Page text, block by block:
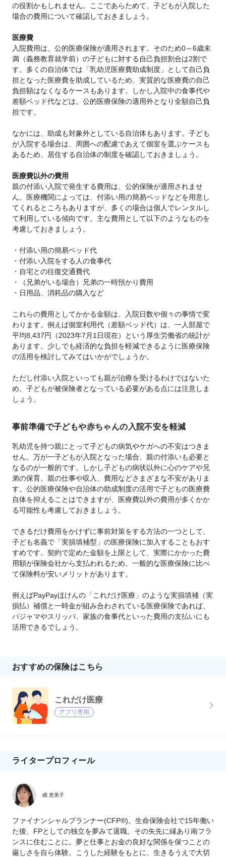
の役割かもしれません。ここであらためて、子どもが入院した
場合の費用について確認しておきましょう。
医療費
入院費用は、公的医療保険が適用されます。そのため0～6歳未
満（義務教育就学前）の子どもに対する自己負担割合は2割で
す。多くの自治体では「乳幼児医療費助成制度」として自己負
担となった医療費を助成しているため、実質的な医療費の自己
負担額はなくなるケースもあります。しかし入院中の食事代や
差額ベッド代などは、公的医療保険の適用外となり全額自己負
担です。
なかには、助成も対象外としている自治体もあります。子ども
が入院する場合は、周囲への配慮であえて個室を選ぶケースも
あるため、居住する自治体の制度を確認しておきましょう。
医療費以外の費用
親の付添い入院で発生する費用は、公的保険が適用されませ
ん。医療機関によっては、付添い用の簡易ベッドなどを用意し
てくれるところもありますが、多くの場合は個人でレンタルし
て利用している傾向です。主な費用として以下のようなものを
考慮しておきましょう。
・付添い用の簡易ベッド代
・付添い入院をする人の食事代
・自宅との往復交通費代
・（兄弟がいる場合）兄弟の一時預かり費用
・日用品、消耗品の購入など
これらの費用としてかかる金額は、入院日数や個々の事情で変
わります。例えば個室利用代（差額ベッド代）は、一人部屋で
平均8,437円（2023年7月1日現在）という厚生労働省の統計が
あります。少しでも経済的な負担を軽減できるように医療保険
の活用を検討してみてはいかがでしょうか。
ただし付添い入院といっても親が治療を受けるわけではないた
め、子どもが被保険者となっている必要がある点には注意しま
しょう。
事前準備で子どもや赤ちゃんの入院不安を軽減
乳幼児を持つ親にとって子どもの病気やケガへの不安はつきま
せん。万が一子どもが入院となった場合、親の付添いも必要と
なるのが一般的です。しかし子どもの病状以外に心のケアや兄
弟の保育、親の仕事や収入、費用などさまざまな不安がありま
す。公的医療保険や自治体の助成制度の活用で子どもの医療費
自体を抑えることはできますが、医療費以外の費用が多くかか
る可能性も考慮しておきましょう。
できるだけ費用をかけずに事前対策をする方法の一つとして、
子ども名義で「実損填補型」の医療保険に加入することもおす
すめです。契約で定めた金額を上限として、実際にかかった費
用額が保険会社から支払われるため、一般的な医療保険に比べ
て保険料が安いメリットがあります。
例えばPayPayほけんの「これだけ医療」のような実損填補（実
損払）補償と一時金が組み合わされている医療保険であれば、
パジャマやスリッパ、家族の食事代といった費用の支払いにも
活用できるでしょう。
おすすめの保険はこちら
これだけ医療
アプリ専用
ライタープロフィール
續 恵美子
ファイナンシャルプランナー(CFP®)。生命保険会社で15年働い
た後、FPとしての独立を夢みて退職。その矢先に縁あり南フラ
ンスに住むことに。夢と仕事とお金の良好な関係を保つことの
厳しさを自ら体験。こうした経験をもとに、生きるうえで大切